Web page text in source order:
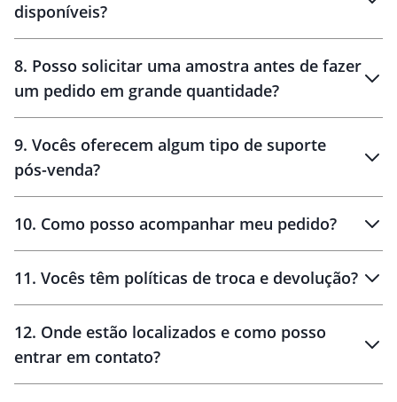
10 dias
brinde
48 horas
disponíveis?
8. Posso solicitar uma amostra antes de fazer
um pedido em grande quantidade?
amostras
9. Vocês oferecem algum tipo de suporte
pós-venda?
10. Como posso acompanhar meu pedido?
11. Vocês têm políticas de troca e devolução?
30 dias
12. Onde estão localizados e como posso
entrar em contato?